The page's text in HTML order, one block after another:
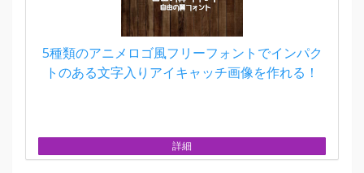
5種類のアニメロゴ風フリーフォントでインパク
トのある文字入りアイキャッチ画像を作れる！
詳細